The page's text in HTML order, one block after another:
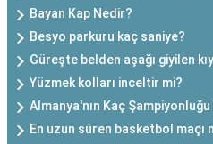
Bayan Kap Nedir?
Besyo parkuru kaç saniye?
Güreşte belden aşağı giyilen
Yüzmek kolları inceltir mi?
Almanya'nın Kaç Şampiyonluğu
En uzun süren basketbol maçı